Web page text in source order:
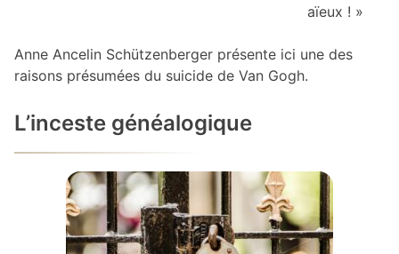
aïeux ! »
Anne Ancelin Schützenberger présente ici une des
raisons présumées du suicide de Van Gogh.
L’inceste généalogique